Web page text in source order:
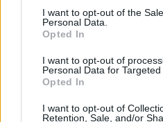
I want to opt-out of the
Personal Data.
Opted In
I want to opt-out of
Personal Data for Targeted
Opted In
I want to opt-out of
Retention, Sale, and/or
2023-11-28
SA.57496 (2021/N) –
INFRATEL ITALIA S.P.A.
2.000 euro
2023-07-12